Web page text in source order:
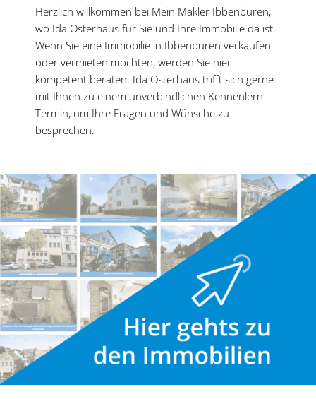
Herzlich willkommen bei Mein Makler Ibben­büren,
wo Ida Osterhaus für Sie und Ihre Immobilie da ist.
Wenn Sie eine Immobilie in Ibben­büren verkaufen
oder vermieten möchten, werden Sie hier
kompetent beraten. Ida Osterhaus trifft sich gerne
mit Ihnen zu einem unver­bind­lichen Kennenlern-
Termin, um Ihre Fragen und Wünsche zu
besprechen.